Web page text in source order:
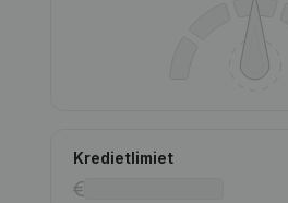
Kredietlimiet